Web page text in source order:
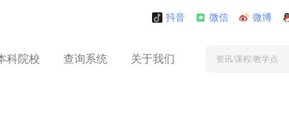
抖音 微信 微博
科院校 查询系统 关于我们